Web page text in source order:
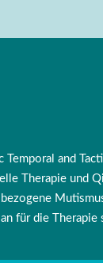
and
Therapie und
für die